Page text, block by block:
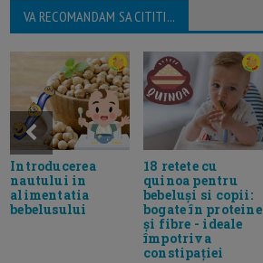
VA RECOMANDAM SA CITITI...
Introducerea
nautului in
alimentatia
bebelusului
18 retete cu
quinoa pentru
bebeluși si copii:
bogate în proteine
și fibre - ideale
împotriva
constipației